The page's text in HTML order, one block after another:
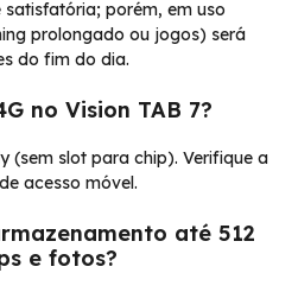
porém, em uso
prolongado ou jogos) será
do fim do dia.
no Vision TAB 7?
(sem slot para chip). Verifique a
acesso móvel.
até 512
e fotos?